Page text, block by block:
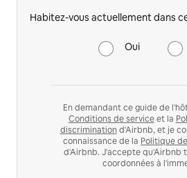
Habitez-vous actuellement dans
Oui
En demandant ce guide de
Conditions de serviceet la
discrimination d'Airbnb, et je
connaissance de la Politique
d'Airbnb. J'accepte qu'Airbnb
coordonnées à